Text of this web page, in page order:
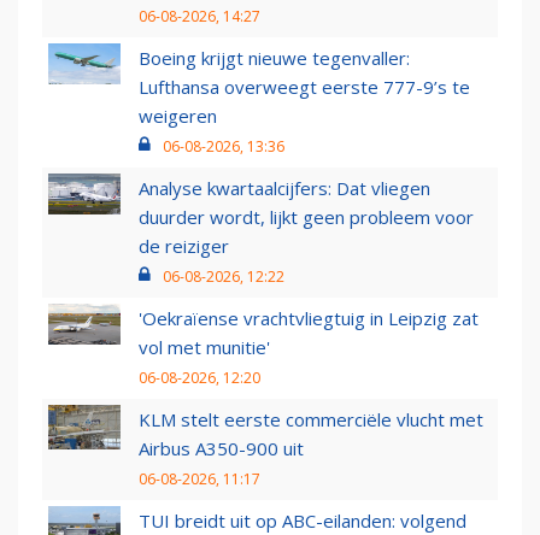
06-08-2026, 14:27
Boeing krijgt nieuwe tegenvaller:
Lufthansa overweegt eerste 777-9’s te
weigeren
06-08-2026, 13:36
Analyse kwartaalcijfers: Dat vliegen
duurder wordt, lijkt geen probleem voor
de reiziger
06-08-2026, 12:22
'Oekraïense vrachtvliegtuig in Leipzig zat
vol met munitie'
06-08-2026, 12:20
KLM stelt eerste commerciële vlucht met
Airbus A350-900 uit
06-08-2026, 11:17
TUI breidt uit op ABC-eilanden: volgend